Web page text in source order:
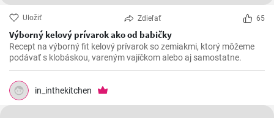
Uložiť Zdieľať 65
Výborný kelový prívarok ako od babičky
Recept na výborný fit kelový prívarok so zemiakmi, ktorý môžeme
podávať s klobáskou, vareným vajíčkom alebo aj samostatne.
in_inthekitchen